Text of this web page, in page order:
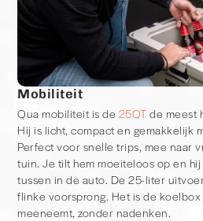
Mobiliteit
Qua mobiliteit is de 25QT de meest
Hij is licht, compact en gemakkelijk
Perfect voor snelle trips, mee naar
tuin. Je tilt hem moeiteloos op en
tussen in de auto. De 25-liter
flinke voorsprong. Het is de
meeneemt, zonder nadenken.